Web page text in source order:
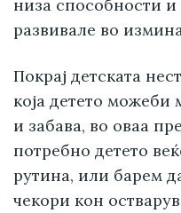
низа способности и
развивале во
Покрај детската
која детето
и забава, во оваа
потребно детето
рутина, или барем
чекори кон